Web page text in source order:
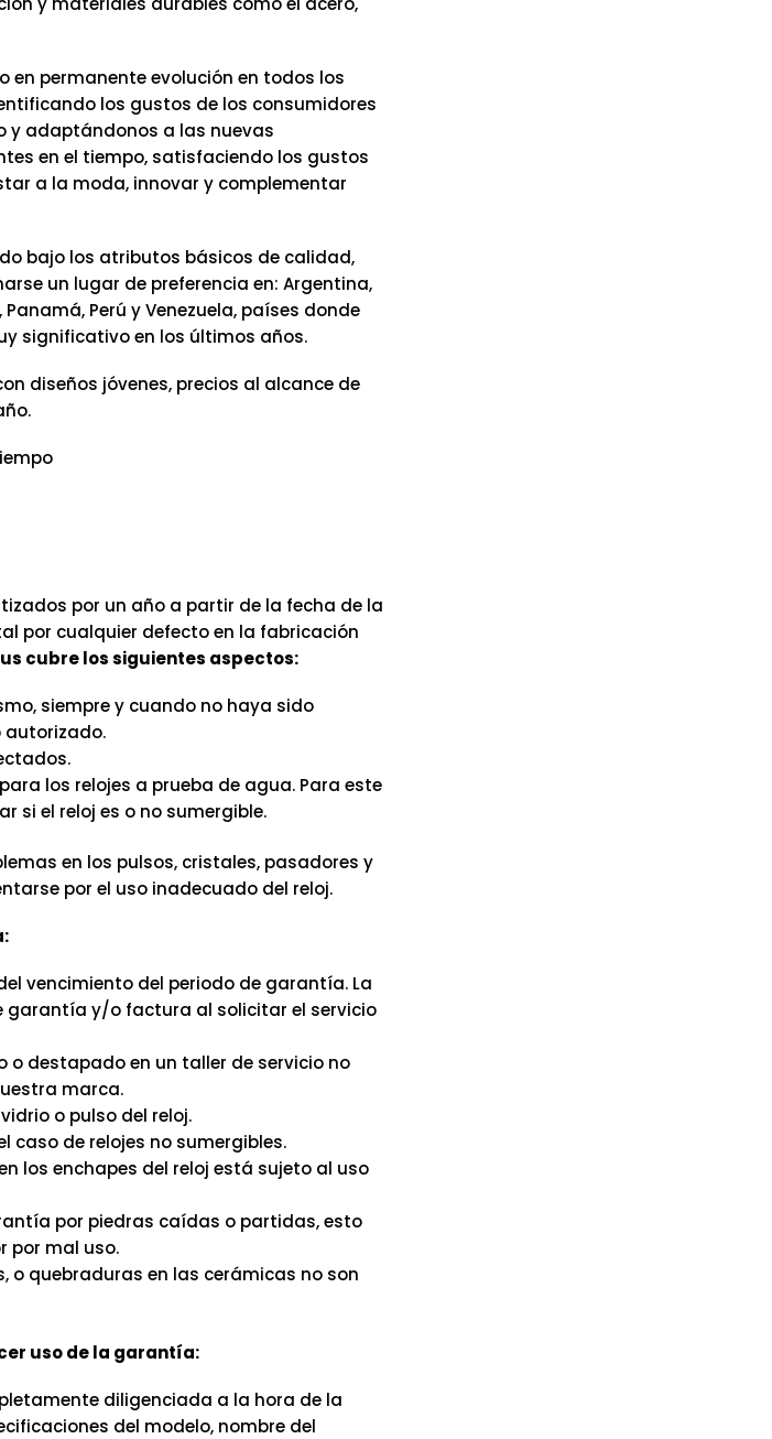
en permanente evolución en todos los
los gustos de los consumidores
y adaptándonos a las nuevas
en el tiempo, satisfaciendo los gustos
a la moda, innovar y complementar
bajo los atributos básicos de calidad,
un lugar de preferencia en: Argentina,
Perú y Venezuela, países donde
significativo en los últimos años.
diseños jóvenes, precios al alcance de
por un año a partir de la fecha de la
por cualquier defecto en la fabricación
cubre los siguientes aspectos:
siempre y cuando no haya sido
autorizado.
los relojes a prueba de agua. Para este
si el reloj es o no sumergible.
en los pulsos, cristales, pasadores y
por el uso inadecuado del reloj.
vencimiento del periodo de garantía. La
garantía y/o factura al solicitar el servicio
o destapado en un taller de servicio no
marca.
o pulso del reloj.
caso de relojes no sumergibles.
los enchapes del reloj está sujeto al uso
por piedras caídas o partidas, esto
por mal uso.
o quebraduras en las cerámicas no son
uso de la garantía:
diligenciada a la hora de la
del modelo, nombre del